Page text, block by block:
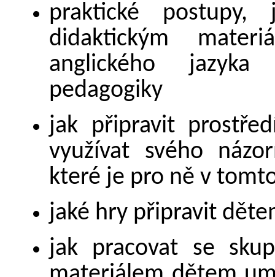
praktické
didaktickým
anglického
pedagogiky
jak připravit
využívat svého
které je pro ně v
jaké hry připravit
jak pracovat se